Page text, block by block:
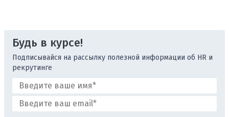
Будь в курсе!
Подписывайся на рассылку полезной информации об HR и
рекрутинге